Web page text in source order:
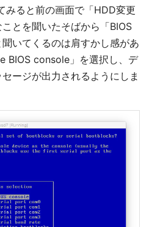
みると前の画面で「HDD変更
とを聞いたそばから「BIOS
いてくるのは肩すかし感があ
BIOS console」を選択し、デ
ージが出力されるようにしま